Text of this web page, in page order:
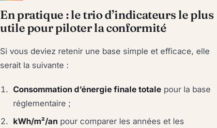
En pratique : le trio d’indicateurs le plus
utile pour piloter la conformité
Si vous deviez retenir une base simple et efficace, elle
serait la suivante :
Consommation d’énergie finale totale pour la base
réglementaire ;
kWh/m²/an pour comparer les années et les